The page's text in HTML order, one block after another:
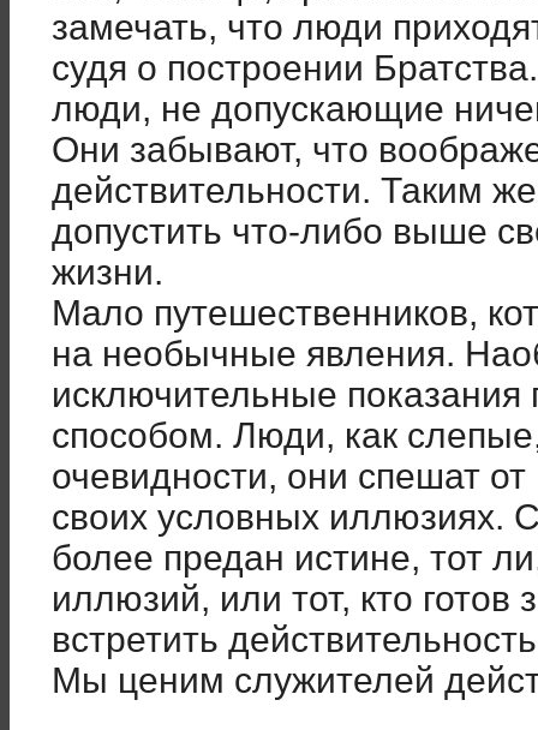
замечать, что люди
судя о построении
люди, не допускающие
Они забывают, что
действительности. Таким
допустить что-либо выше
жизни.
Мало путешественников,
на необычные явления.
исключительные
способом. Люди, как
очевидности, они спешат
своих условных иллюзиях.
более предан истине, тот
иллюзий, или тот, кто готов
встретить
Мы ценим служителей